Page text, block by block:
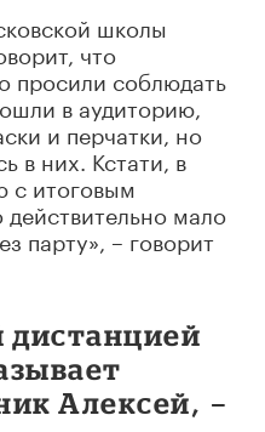
школы
что
просили соблюдать
в аудиторию,
и перчатки, но
в них. Кстати, в
с итоговым
мало
парту», – говорит
дистанцией
Алексей, –